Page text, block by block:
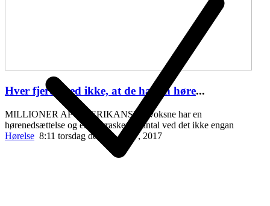
Hver fjerde ved ikke, at de har en høre...
MILLIONER AF AMERIKANSKE voksne har en
hørenedsættelse og et overraskende antal ved det ikke engan
Hørelse 8:11 torsdag den 20. april , 2017